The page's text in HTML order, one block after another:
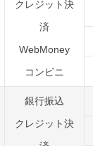
クレジット決
済
WebMoney
コンビニ
銀行振込
クレジット決